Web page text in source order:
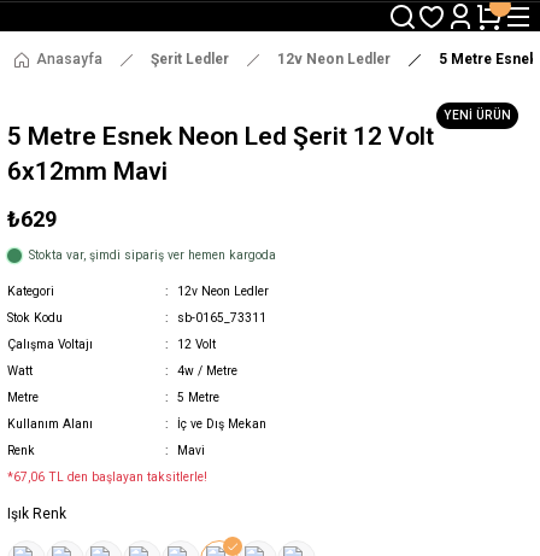
3000 TL ve Üzeri Alışverişlerde Ücretsiz Kargo !
12:00' a Kadar Verilen Siparişlerde Aynı Gün Gönderim !
3000 TL ve Üzeri Alışverişlerde Ücretsiz Kargo !
Anasayfa Şerit Ledler 12v Neon Ledler 5 Metre
YENİ ÜRÜN
5 Metre Esnek Neon Led Şerit 12 Volt
6x12mm Mavi
₺629
Stokta var, şimdi sipariş ver hemen kargoda
Kategori
12v Neon Ledler
Stok Kodu
sb-0165_73311
Çalışma Voltajı
12 Volt
Watt
4w / Metre
Metre
5 Metre
Kullanım Alanı
İç ve Dış Mekan
Renk
Mavi
*67,06 TL den başlayan taksitlerle!
Işık Renk